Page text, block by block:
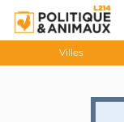
Villes